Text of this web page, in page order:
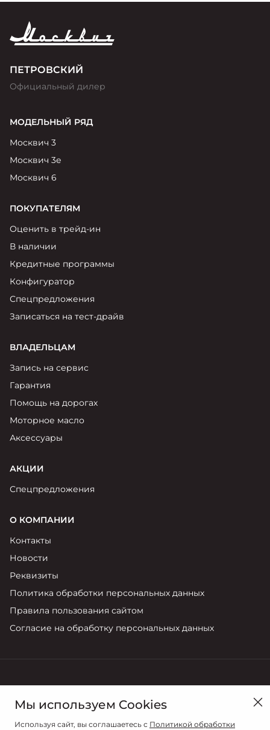
ПЕТРОВСКИЙ
Официальный дилер
МОДЕЛЬНЫЙ РЯД
Москвич 3
Москвич 3е
Москвич 6
ПОКУПАТЕЛЯМ
Оценить в трейд-ин
В наличии
Кредитные программы
Конфигуратор
Спецпредложения
Записаться на тест-драйв
ВЛАДЕЛЬЦАМ
Запись на сервис
Гарантия
Помощь на дорогах
Моторное масло
Аксессуары
АКЦИИ
Спецпредложения
О КОМПАНИИ
Контакты
Новости
Реквизиты
Политика обработки персональных данных
Правила пользования сайтом
Согласие на обработку персональных данных
Мы используем Cookies
Используя сайт, вы соглашаетесь с Политикой обработки